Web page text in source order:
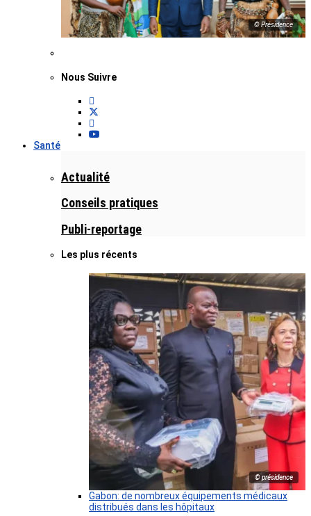
© Présidence
Nous Suivre
Santé
Actualité
Conseils pratiques
Publi-reportage
Les plus récents
© présidence
Gabon: de nombreux équipements médicaux
distribués dans les hôpitaux